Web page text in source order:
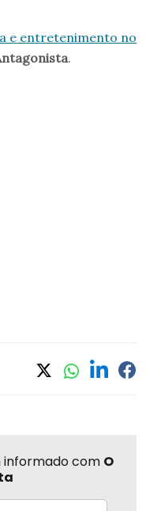
e entretenimento no
.
informado com O